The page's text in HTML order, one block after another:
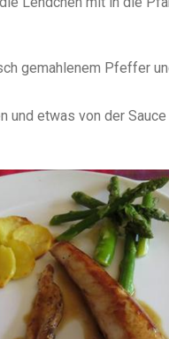
gemahlenem Pfeffer
und etwas von der